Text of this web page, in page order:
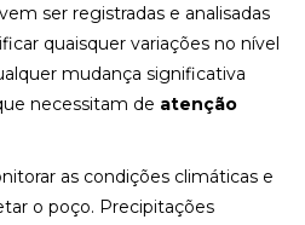
ser registradas e analisadas
quaisquer variações no nível
mudança significativa
necessitam de atenção
as condições climáticas e
o poço. Precipitações